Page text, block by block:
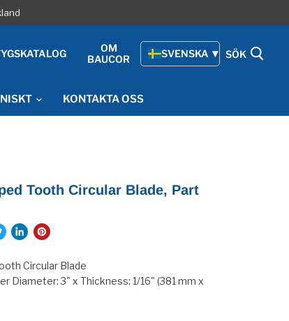
OM
BAUCOR
SVENSKA SÖK
KONTAKTA OSS
Tooth Circular Blade, Part
Circular Blade
Diameter: 3" x Thickness: 1/16" (381 mm x